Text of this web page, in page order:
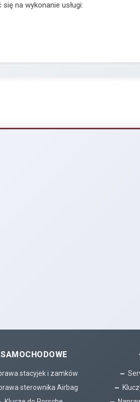
na wykonanie usługi:
SAMOCHODOWE
stacyjek i zamków
sterownika Airbag